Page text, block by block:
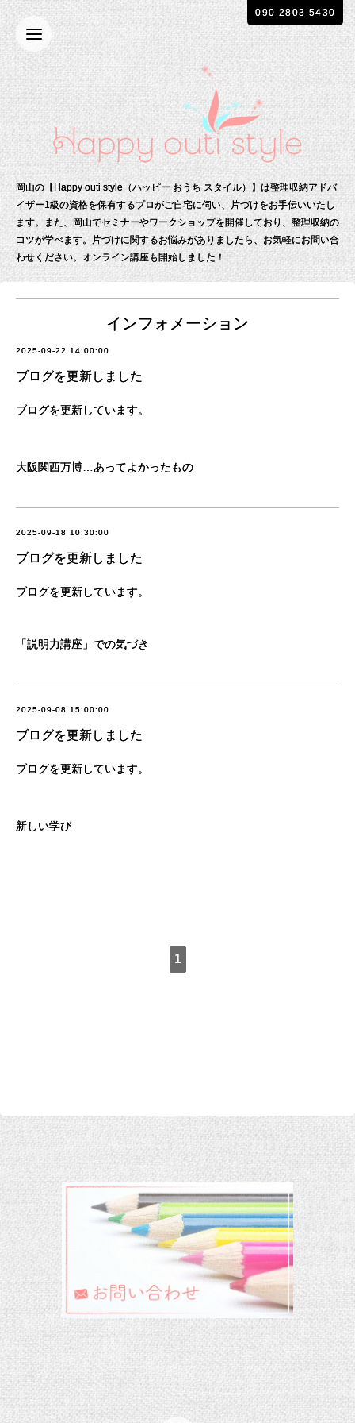
岡山の【Happy outi style（ハッピー おうち スタイル）】は整理収納アドバ
イザー1級の資格を保有するプロがご自宅に伺い、片づけをお手伝いいたし
ます。 また、岡山でセミナーやワークショップを開催しており、整理収納の
コツが学べます。 片づけに関するお悩みがありましたら、お気軽にお問い合
わせください。 オンライン講座も開始しました！
090-2803-5430
インフォメーション
2025-09-22 14:00:00
ブログを更新しました
ブログを更新しています。
大阪関西万博…あってよかったもの
2025-09-18 10:30:00
ブログを更新しました
ブログを更新しています。
「説明力講座」での気づき
2025-09-08 15:00:00
ブログを更新しました
ブログを更新しています。
新しい学び
1